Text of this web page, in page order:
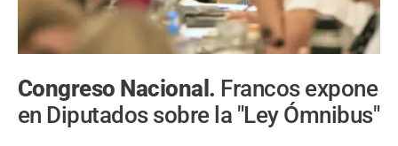
Congreso Nacional. Francos expone
en Diputados sobre la "Ley Ómnibus"